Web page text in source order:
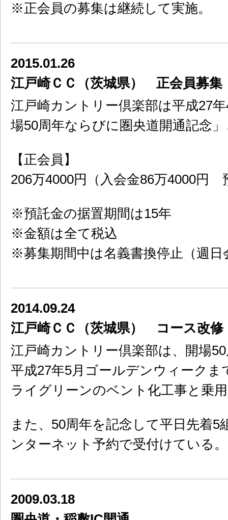
※正会員の募集は継続して実施。
2015.01.26
江戸崎ＣＣ（茨城県） 正会員募集
江戸崎カントリー倶楽部は平成27
場50周年ならびに圏央道開通記念
【正会員】
206万4000円（入会金86万4000円
※預託金の据置期間は15年
※金額は全て税込
※募集期間中は名義書換停止（週日
2014.09.24
江戸崎ＣＣ（茨城県） コース改修
江戸崎カントリー倶楽部は、開場
平成27年5月ゴールデンウィーク
ライグリーンのベント化工事と乗
また、50周年を記念して平日先着
ンターネット予約で受付けている。
2009.03.18